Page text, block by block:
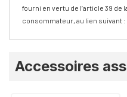
fourni en vertu de l’article 39 de
consommateur, au lien suivant :
Accessoires